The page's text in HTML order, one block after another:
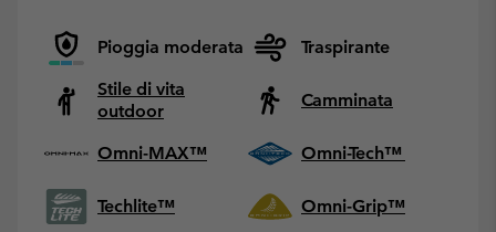
Pioggia moderata
Traspirante
Stile di vita
outdoor
Camminata
Omni-MAX™ Omni-Tech™
Techlite™ Omni-Grip™